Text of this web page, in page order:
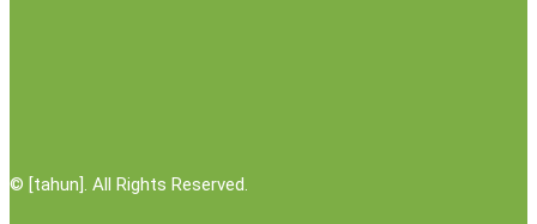
© [tahun]. All Rights Reserved.